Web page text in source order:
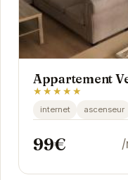
Appartement
★★★★★
internet ascenseur
99€